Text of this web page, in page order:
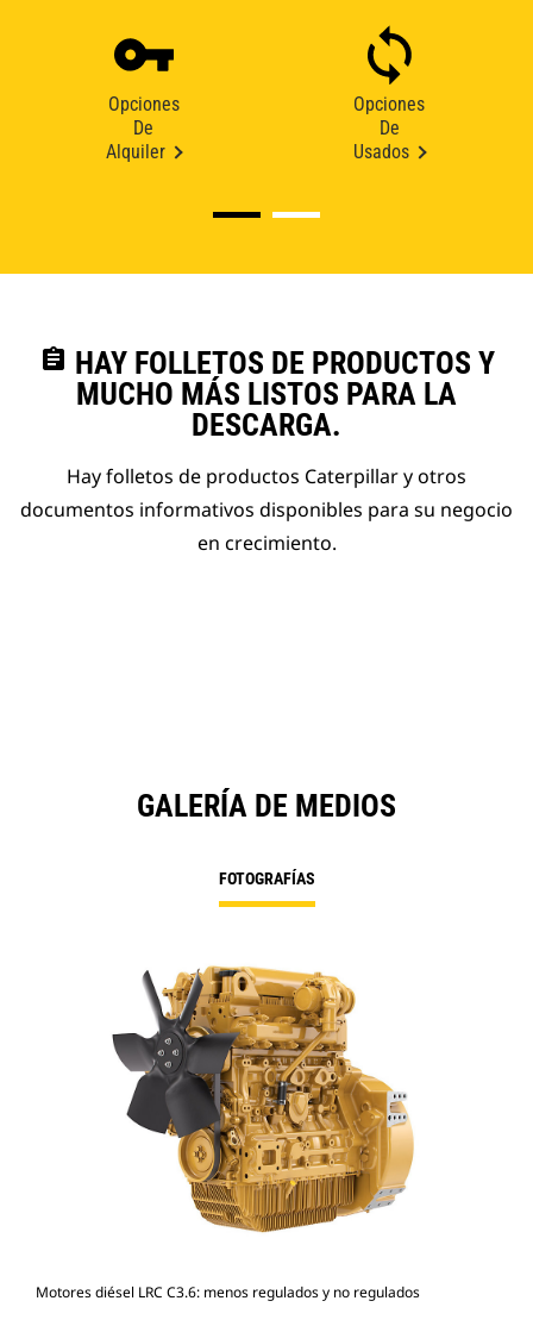
Opciones
De
Alquiler
Opciones
De
Usados
assignment HAY FOLLETOS DE PRODUCTOS Y
MUCHO MÁS LISTOS PARA LA
DESCARGA.
Hay folletos de productos Caterpillar y otros
documentos informativos disponibles para su negocio
en crecimiento.
GALERÍA DE MEDIOS
FOTOGRAFÍAS
Motores diésel LRC C3.6: menos regulados y no regulados